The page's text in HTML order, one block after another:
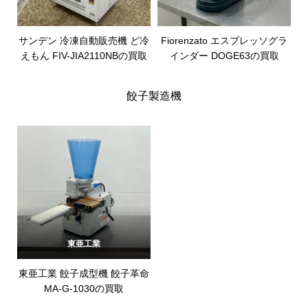
サンデン 冷凍自動販売機 ど冷
えもん FIV-JIA2110NBの買取
Fiorenzato エスプレッソグラ
インダー DOGE63の買取
餃子製造機
東亜工業
東亜工業 餃子成型機 餃子革命
MA-G-1030の買取